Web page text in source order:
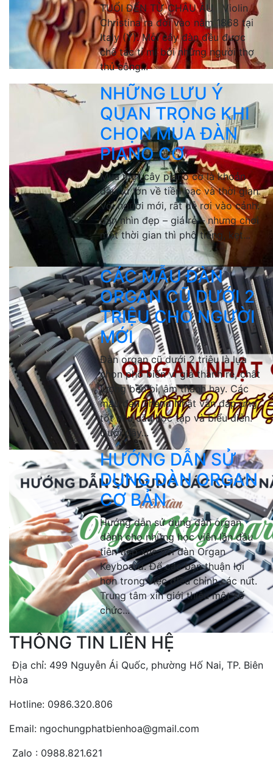
TUỔI ĐẾN TỪ CHÂU ÂU Violin
Christina ra đời vào năm 1868 tại
Italy (Ý). Mỗi cây đàn đều được
chế tác tỉ mỉ bởi những người thợ
thủ công...
NHỮNG LƯU Ý
QUAN TRỌNG KHI
CHỌN MUA ĐÀN
PIANO CƠ
Mua một cây piano cơ là khoản
đầu tư lớn về tiền bạc và thời gian.
Với người mới, rất dễ rơi vào cảnh:
đàn nhìn đẹp – giá rẻ – nhưng chơi
một thời gian thì phô tiếng, kẹt...
CÁC MẪU ĐÀN
ORGAN CŨ DƯỚI 2
TRIỆU CHO NGƯỜI
MỚI
Đàn organ cũ dưới 2 triệu là lựa
chọn phổ biến vì giá thành rẻ, chất
lượng bền bỉ, âm thanh hay. Các
mẫu đàn 2hand Nhật vẫn đáp ứng
tốt nhu cầu học tập và biểu diễn.
Dưới đây...
HƯỚNG DẪN SỬ
DỤNG ĐÀN ORGAN
CƠ BẢN
Hướng dẫn sử dụng đàn organ
dành cho những học viên lần đầu
tiên tiếp xúc với đàn Organ
Keyboard. Để các bạn thuận lợi
hơn trong việc điều chỉnh các nút.
Trung tâm xin giới thiệu một số
chức...
THÔNG TIN LIÊN HỆ
Địa chỉ: 499 Nguyễn Ái Quốc, phường Hố Nai, TP. Biên
Hòa
Hotline: 0986.320.806
Email: ngochungphatbienhoa@gmail.com
Zalo : 0988.821.621